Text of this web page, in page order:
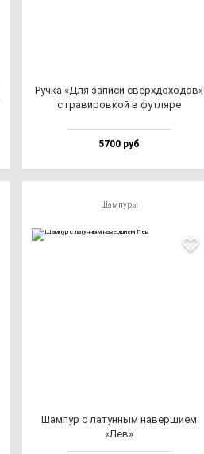
Руч­ка «Для за­пи­си свер­хдо­хо­дов»
с гра­ви­ров­кой в фут­ля­ре
5700 руб
Шампуры
Шам­пур с ла­тун­ным на­вер­ши­ем
«Лев»